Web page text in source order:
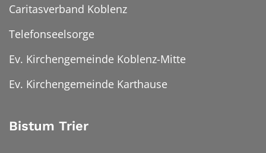
Caritasverband Koblenz
Telefonseelsorge
Ev. Kirchengemeinde Koblenz-Mitte
Ev. Kirchengemeinde Karthause
Bistum Trier